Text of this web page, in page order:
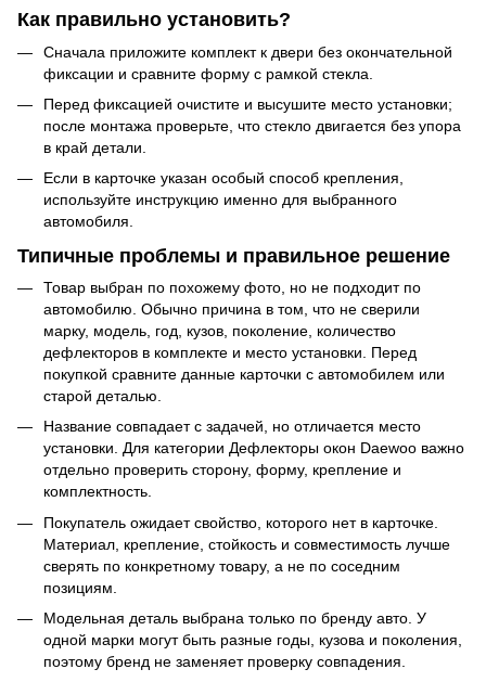
Как правильно установить?
Сначала приложите комплект к двери без окончательной
фиксации и сравните форму с рамкой стекла.
Перед фиксацией очистите и высушите место установки;
после монтажа проверьте, что стекло двигается без упора
в край детали.
Если в карточке указан особый способ крепления,
используйте инструкцию именно для выбранного
автомобиля.
Типичные проблемы и правильное решение
Товар выбран по похожему фото, но не подходит по
автомобилю. Обычно причина в том, что не сверили
марку, модель, год, кузов, поколение, количество
дефлекторов в комплекте и место установки. Перед
покупкой сравните данные карточки с автомобилем или
старой деталью.
Название совпадает с задачей, но отличается место
установки. Для категории Дефлекторы окон Daewoo важно
отдельно проверить сторону, форму, крепление и
комплектность.
Покупатель ожидает свойство, которого нет в карточке.
Материал, крепление, стойкость и совместимость лучше
сверять по конкретному товару, а не по соседним
позициям.
Модельная деталь выбрана только по бренду авто. У
одной марки могут быть разные годы, кузова и поколения,
поэтому бренд не заменяет проверку совпадения.